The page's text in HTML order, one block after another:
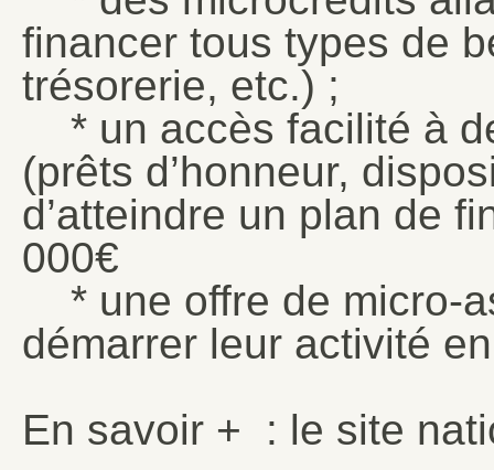
financer tous types de
trésorerie, etc.) ;
* un accès facilité à
(prêts d’honneur,
d’atteindre un plan de
000€
* une offre de micro-
démarrer leur activité
En savoir + : le site